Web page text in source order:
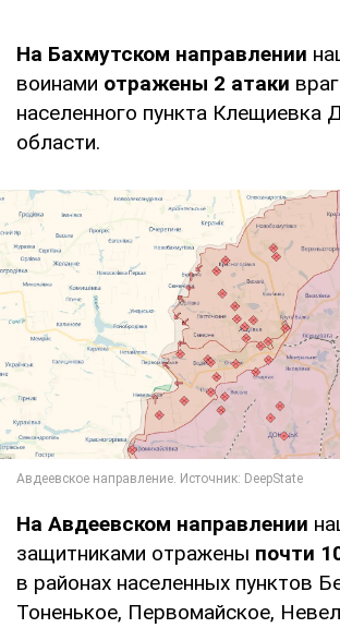
На Бахмутском направлении
воинами отражены 2 атаки
населенного пункта Клещиевка
области.
На Авдеевском направлении
защитниками отражены почти
в районах населенных пунктов
Тоненькое, Первомайское,